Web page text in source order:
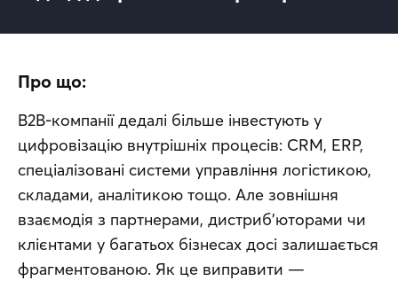
Про що:
B2B-компанії дедалі більше інвестують у
цифровізацію внутрішніх процесів: CRM, ERP,
спеціалізовані системи управління логістикою,
складами, аналітикою тощо. Але зовнішня
взаємодія з партнерами, дистриб’юторами чи
клієнтами у багатьох бізнесах досі залишається
фрагментованою. Як це виправити —